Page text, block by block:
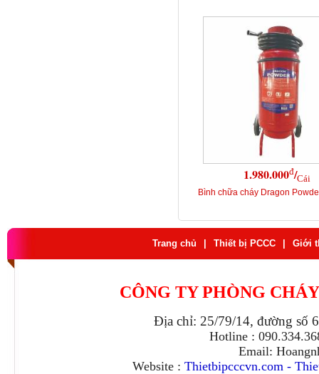
1.980.000đ/Cái
Bình chữa cháy Dragon
Trang chủ Thiết bị PCCC Giới
CÔNG TY PHÒNG
Địa chỉ: 25/79/14, đường số
Hotline :
Email:
Website : Thietbipcccvn.com -